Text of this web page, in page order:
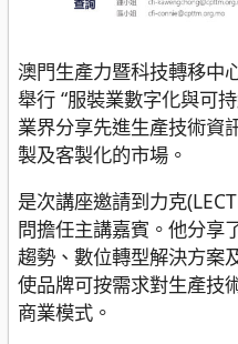
澳門生產力暨科技轉移中
舉行 “服裝業數字化與可
業界分享先進生產技術資
製及客製化的市場。
是次講座邀請到力克
問擔任主講嘉賓。他分享
趨勢、數位轉型解決方案
使品牌可按需求對生產技
商業模式。